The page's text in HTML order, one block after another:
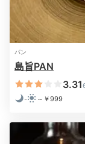
蔵 Vitto
飲み足りない時
お酒を味わえま
夜23時まで営業
パン
島旨PAN
3.31
-
～￥999